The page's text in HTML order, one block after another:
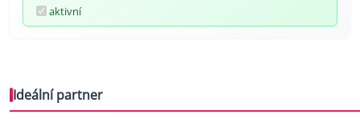
aktivní
Ideální partner